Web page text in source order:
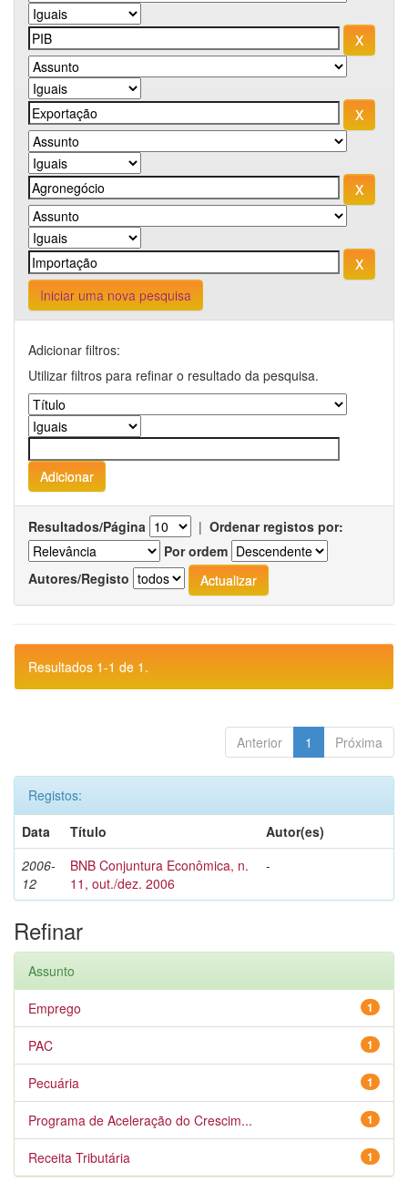
Iniciar uma nova pesquisa
Adicionar filtros:
Utilizar filtros para refinar o resultado da pesquisa.
Resultados/Página | Ordenar registos por:
Por ordem
Autores/Registo
Resultados 1-1 de 1.
Anterior 1 Próxima
Registos:
Data
Título
Autor(es)
2006-
12
BNB Conjuntura Econômica, n.
11, out./dez. 2006
-
Refinar
Assunto
1
Emprego
1
PAC
1
Pecuária
1
Programa de Aceleração do Crescim...
1
Receita Tributária